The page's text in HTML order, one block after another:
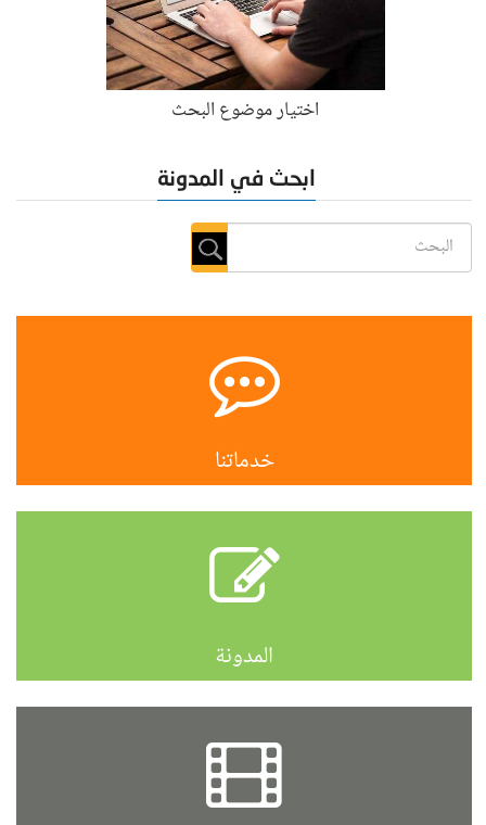
اختيار موضوع البحث
ابحث في المدونة
خدماتنا
المدونة